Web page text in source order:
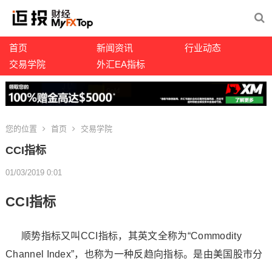
首页 新闻资讯
行业动态
交易学院
外汇EA指标
您的位置 首页 交易学院
CCI指标
01/03/2019 0:01
CCI指标
顺势指标又叫CCI指标，其英文全称为“Commodity
Channel Index”，也称为一种反趋向指标。是由美国股市分